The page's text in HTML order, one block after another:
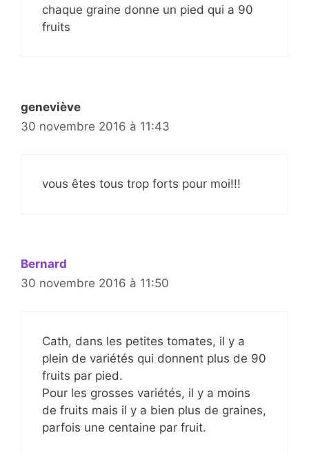
chaque graine donne un pied qui a 90
fruits
geneviève
30 novembre 2016 à 11:43
vous êtes tous trop forts pour moi!!!
Bernard
30 novembre 2016 à 11:50
Cath, dans les petites tomates, il y a
plein de variétés qui donnent plus de 90
fruits par pied.
Pour les grosses variétés, il y a moins
de fruits mais il y a bien plus de graines,
parfois une centaine par fruit.